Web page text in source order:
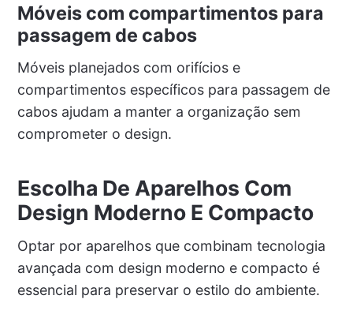
Móveis com compartimentos para
passagem de cabos
Móveis planejados com orifícios e
compartimentos específicos para passagem de
cabos ajudam a manter a organização sem
comprometer o design.
Escolha De Aparelhos Com
Design Moderno E Compacto
Optar por aparelhos que combinam tecnologia
avançada com design moderno e compacto é
essencial para preservar o estilo do ambiente.